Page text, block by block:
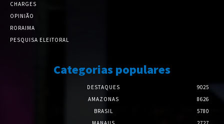
CHARGES
OPINIÃO
RORAIMA
PESQUISA ELEITORAL
Categorias populares
DESTAQUES
9025
AMAZONAS
8626
BRASIL
5780